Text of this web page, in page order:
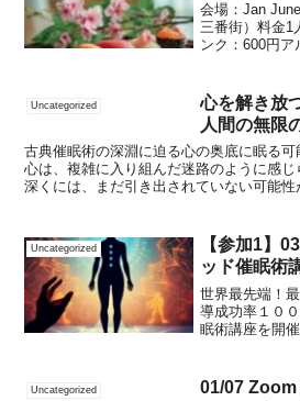
会場：Jan
三番街）料金1
ンク：600円ア
開催します。
Uncategorized
心を解き放
人間の無限
古典催眠術の深淵に迫る心の奥底に眠る
心は、複雑に入り組んだ迷路のように感
深くには、まだ引き出されていない可能
Uncategorized
【参加1】
ッド催眠術
世界最先端！
導成功率１０
眠術講座を開
態にならない
Uncategorized
01/07 Zoom